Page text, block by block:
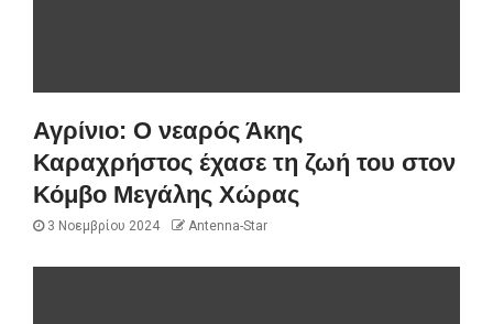
Αγρίνιο: Ο νεαρός Άκης
Καραχρήστος έχασε τη ζωή του στον
Κόμβο Μεγάλης Χώρας
3 Νοεμβρίου 2024 Antenna-Star